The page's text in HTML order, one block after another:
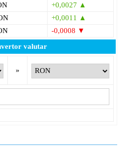
+0,0027 ▲
+0,0011 ▲
-0,0008 ▼
valutar
»